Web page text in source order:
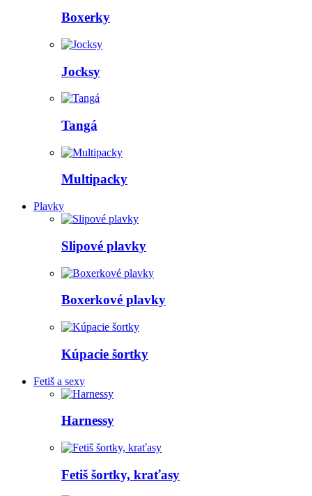
Boxerky
Jocksy
Tangá
Multipacky
Plavky
Slipové plavky
Boxerkové plavky
Kúpacie šortky
Fetiš a sexy
Harnessy
Fetiš šortky, kraťasy